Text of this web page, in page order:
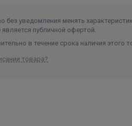
без уведомления менять
публичной офертой.
в течение срока наличия этого
товара?